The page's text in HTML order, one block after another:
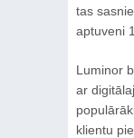
tas
aptuveni
Luminor
ar
klientu